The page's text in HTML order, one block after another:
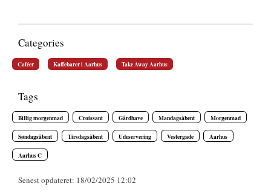
Categories
Caféer Kaffebarer i Aarhus Take Away Aarhus
Tags
Billig morgenmad Croissant Gårdhave Mandagsåbent Morgenmad
Søndagsåbent Tirsdagsåbent Udeservering Vestergade Aarhus
Aarhus C
Senest opdateret: 18/02/2025 12:02